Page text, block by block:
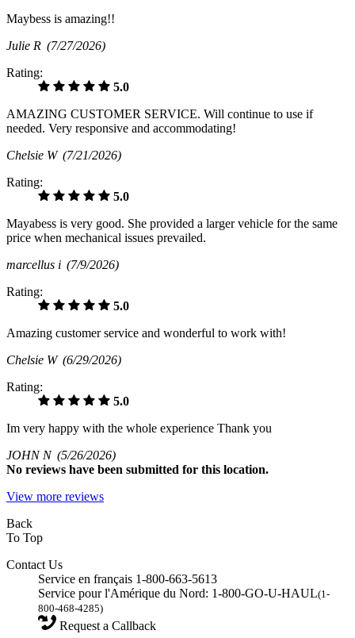
Maybess is amazing!!
Julie R (7/27/2026)
Rating:
5.0
AMAZING CUSTOMER SERVICE. Will continue to use if
needed. Very responsive and accommodating!
Chelsie W (7/21/2026)
Rating:
5.0
Mayabess is very good. She provided a larger vehicle for the same
price when mechanical issues prevailed.
marcellus i (7/9/2026)
Rating:
5.0
Amazing customer service and wonderful to work with!
Chelsie W (6/29/2026)
Rating:
5.0
Im very happy with the whole experience Thank you
JOHN N (5/26/2026)
No reviews have been submitted for this location.
View more reviews
Back
To Top
Contact Us
Service en français 1-800-663-5613
Service pour l'Amérique du Nord: 1-800-GO-U-HAUL(1-
800-468-4285)
Request a Callback